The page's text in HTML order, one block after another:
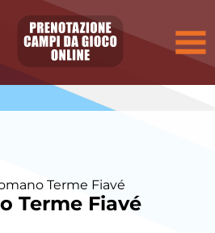
Terme Fiavé